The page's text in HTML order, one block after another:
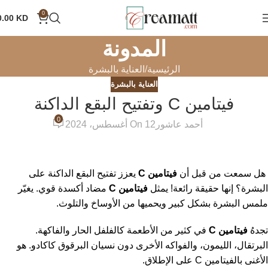
0
KD
المدونة
الرئيسية العناية بالبشرة
العناية بالبشرة
فيتامين C وتفتيح البقع الداكنة
أحمد عاشور On 12 أغسطس، 2024
0
هل سمعت من قبل أن فيتامين C
يعزز تفتيح البقع الداكنة على
البشرة؟ إنها حقيقة رائعة! يمثل فيتامين C
مضاد أكسدة قوي. يغيّر
ملمس البشرة بشكل كبير ويحميها من الأوساخ والتلوث.
تجدهُ فيتامين C
في كثير من الأطعمة كالفلفل الحار والفاكهة.
البرتقال، الليمون، والفواكه الأخرى دون نسيان البرقوق كاكادو. هو
الأغنى بالفيتامين C على الإطلاق.